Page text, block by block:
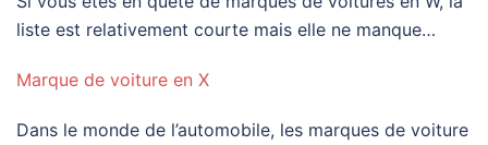
liste est relativement courte mais elle ne manque…
Marque de voiture en X
Dans le monde de l’automobile, les marques de voiture